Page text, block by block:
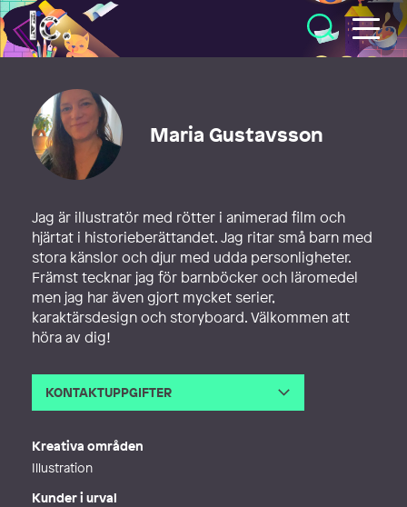
Illustratörcentrum
Maria Gustavsson
Jag är illustratör med rötter i animerad film och
hjärtat i historieberättandet. Jag ritar små barn med
stora känslor och djur med udda personligheter.
Främst tecknar jag för barnböcker och läromedel
men jag har även gjort mycket serier,
karaktärsdesign och storyboard. Välkommen att
höra av dig!
KONTAKTUPPGIFTER
Kreativa områden
Illustration
Kunder i urval